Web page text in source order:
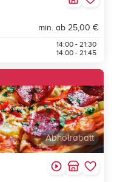
min. ab 25,00 €
14:00 - 21:30
14:00 - 21:45
Abholrabatt